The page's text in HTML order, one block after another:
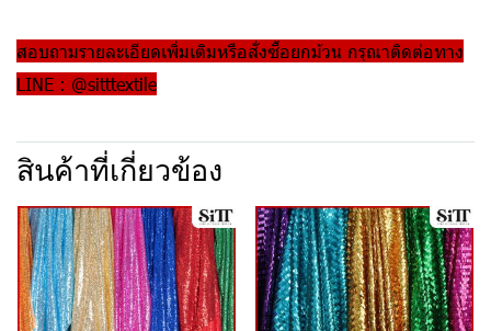
สอบถามรายละเอียดเพิ่มเติมหรือสั่งซื้อยกม้วน กรุณาติดต่อทาง
LINE : @sitttextile
สินค้าที่เกี่ยวข้อง